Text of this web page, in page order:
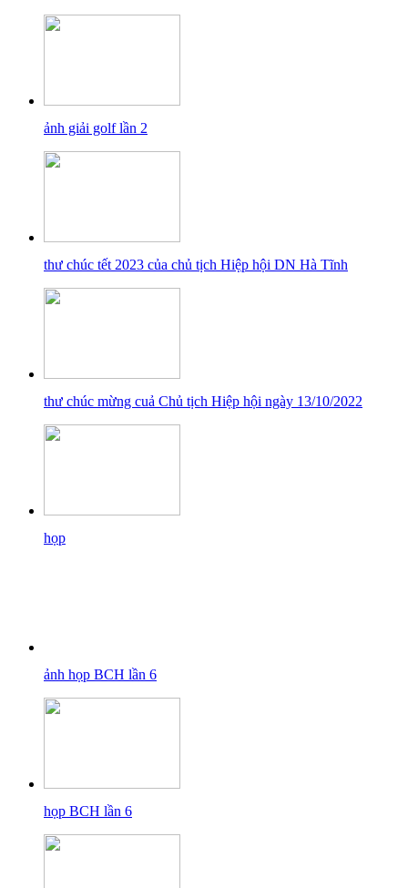
ảnh giải golf lần 2
thư chúc tết 2023 của chủ tịch Hiệp hội DN Hà Tĩnh
thư chúc mừng cuả Chủ tịch Hiệp hội ngày 13/10/2022
họp
ảnh họp BCH lần 6
họp BCH lần 6